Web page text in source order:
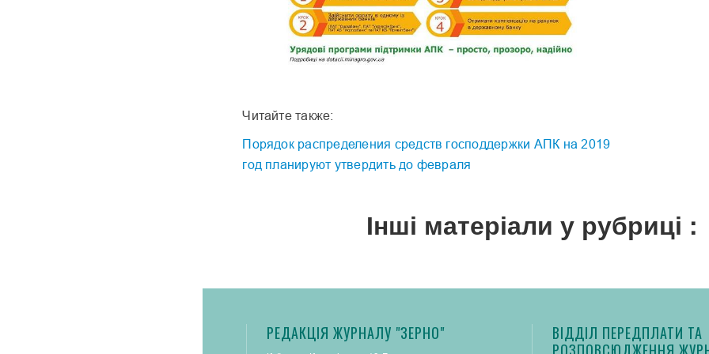
Читайте также:
Порядок распределения средств господдержки АПК на 2019
год планируют утвердить до февраля
Інші матеріали у рубриці :
РЕДАКЦІЯ ЖУРНАЛУ "ЗЕРНО"
ВІДДІЛ ПЕРЕДПЛАТИ ТА
РОЗПОВСЮДЖЕННЯ